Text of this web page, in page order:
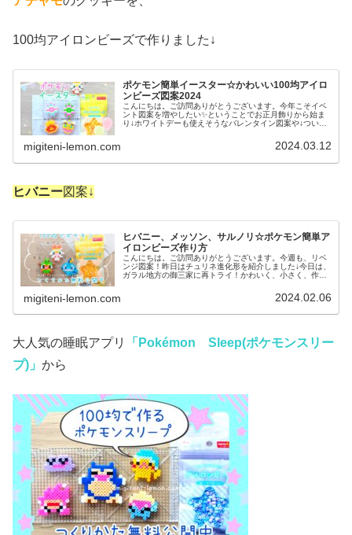
100均アイロンビーズで作りました↓
ポケモン簡単イースター☆かわいい100均アイロ
ンビーズ図案2024
こんにちは。ご訪問ありがとうございます。今年こそイベ
ント図案を増やしたい✨ということでお正月飾りから始ま
り↓ホワイトデーも使えそうなバレンタイン図案や↓ついこ
migiteni-lemon.com 2024.03.12
ヒバニー図案↓
ヒバニー、メッソン、サルノリ☆ポケモン簡単ア
イロンビーズ作り方
こんにちは。ご訪問ありがとうございます。今週も、リベ
ンジ図案！昨日はチュリネ進化形を紹介しました↓今日は、
ガラル地方の御三家に再トライ！かわいく、小さく、作り
migiteni-lemon.com 2024.02.06
大人気の睡眠アプリ
「Pokémon Sleep(ポケモンスリー
プ)」 から